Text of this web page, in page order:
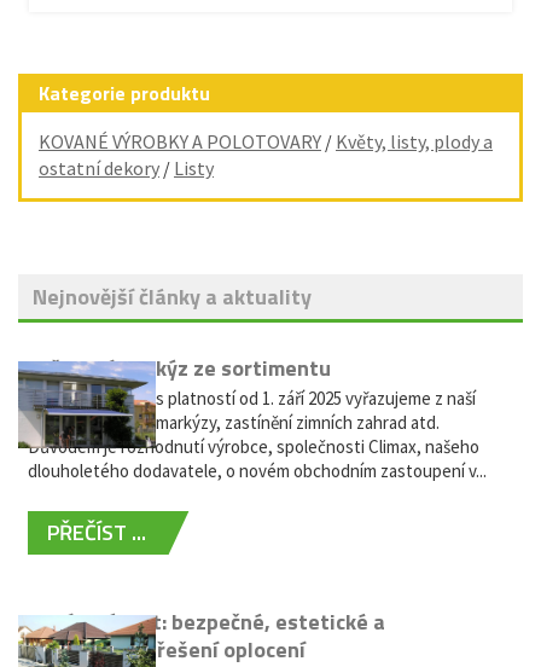
Kategorie produktu
KOVANÉ VÝROBKY A POLOTOVARY / Květy, listy, plody a
ostatní dekory / Listy
Nejnovější články a aktuality
Vyřazení markýz ze sortimentu
Vážení zákazníci, s platností od 1. září 2025 vyřazujeme z naší
nabídky výsuvné markýzy, zastínění zimních zahrad atd.
Důvodem je rozhodnutí výrobce, společnosti Climax, našeho
dlouholetého dodavatele, o novém obchodním zastoupení v...
PŘEČÍST ...
Hliníkový plot: bezpečné, estetické a
bezúdržbové řešení oplocení